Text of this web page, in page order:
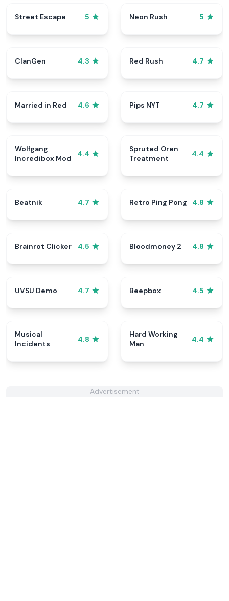
Street Escape 5 Neon Rush 5
ClanGen 4.3 Red Rush 4.7
Married in Red 4.6 Pips NYT 4.7
Wolfgang
Incredibox Mod
4.4
Spruted Oren
Treatment
4.4
Beatnik 4.7 Retro Ping Pong 4.8
Brainrot Clicker 4.5 Bloodmoney 2 4.8
UVSU Demo 4.7 Beepbox 4.5
Musical
Incidents
4.8
Hard Working
Man
4.4
Advertisement